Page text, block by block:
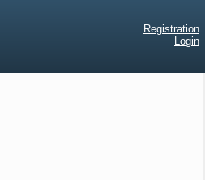
Registration
Login